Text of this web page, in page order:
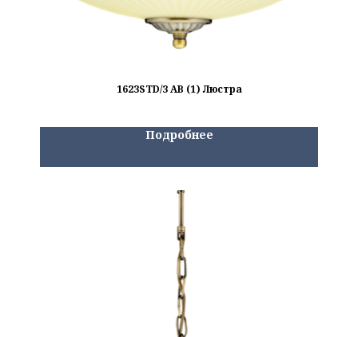
1623STD/3 AB (1) Люстра
Подробнее